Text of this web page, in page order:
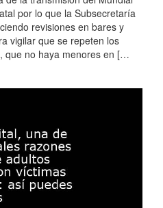
por lo que la Subsecretaría
revisiones en bares y
vigilar que se repeten los
que no haya menores en […